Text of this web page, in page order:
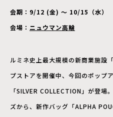
会期：9/12 (金) ～ 10/15（水）
会場： ニュウマン高輪
ルミネ史上最大規模の新商業施設
プストアを開催中、今回のポップ
「SILVER COLLECTION」が登
ズから、新作バッグ「ALPHA